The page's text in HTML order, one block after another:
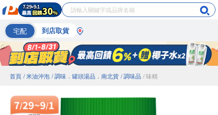
宅配 到店取貨
首頁 / 米油沖泡 / 調味．罐頭湯品．南北貨 / 調味品 / 味精